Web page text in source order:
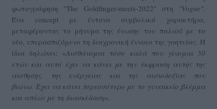
φωτογράφηση "The Goldfinger-meets-2022" στη "Vogue".
Ένα concept με έντονο συμβολικό χαρακτήρα,
μεταφέροντας το μήνυμα της ένωσης του παλιού με το
νέο, υπερασπιζόμενο τη διαχρονική έννοια της γοητείας. Η
ίδια δηλώνει: «Αισθάνομαι τόσο καλά που γίνομαι 50
ετών και αυτό έχει να κάνει με την έκφραση αυτής της
αίσθησης, της ενέργειας και της αισιοδοξίας που
βιώνω. Έχει να κάνει περισσότερο με το γυναικείο βλέμμα
και απλώς με τη διασκέδαση».